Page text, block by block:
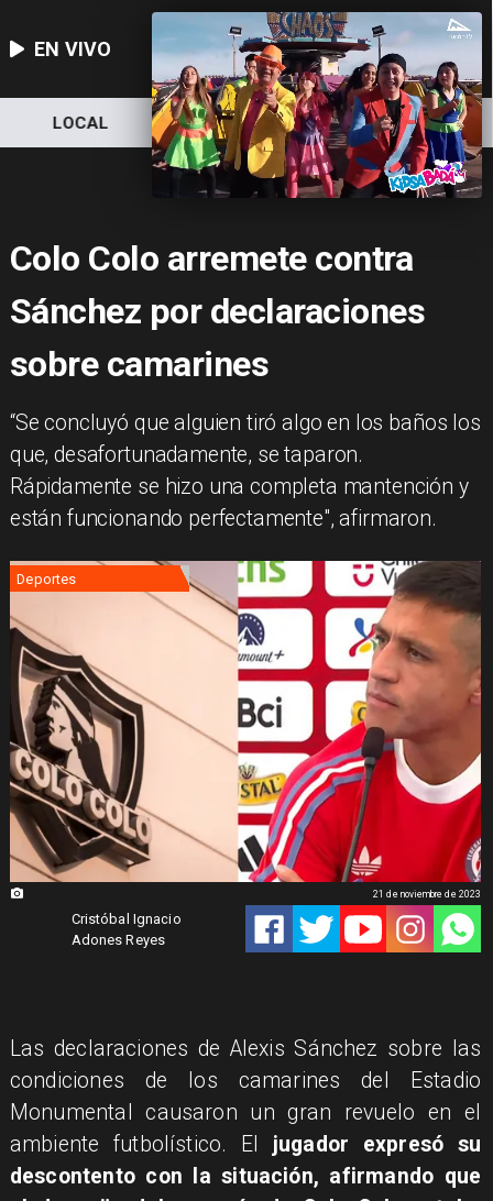
EN VIVO
LOCAL NACIONAL DEPORTES
Colo Colo arremete contra
Sánchez por declaraciones
sobre camarines
​“Se concluyó que alguien tiró algo en los baños los
que, desafortunadamente, se taparon.
Rápidamente se hizo una completa mantención y
están funcionando perfectamente", afirmaron.
Deportes
Cristóbal Ignacio
Adones Reyes
21 de noviembre de 2023
Las declaraciones de Alexis Sánchez sobre las
condiciones de los camarines del Estadio
Monumental causaron un gran revuelo en el
ambiente futbolístico. El jugador expresó su
descontento con la situación, afirmando que